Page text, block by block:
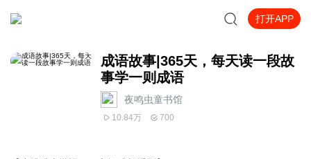
打开APP
成语故事|365天，每天读一段故
事学一则成语
夜鸣虫童书馆
10.84万 700